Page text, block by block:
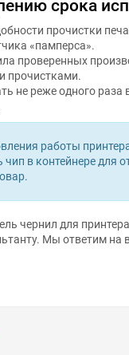
прочистки
«памперса».
проверенных
прочистками.
не реже одного раза
в контейнере для
Мы ответим